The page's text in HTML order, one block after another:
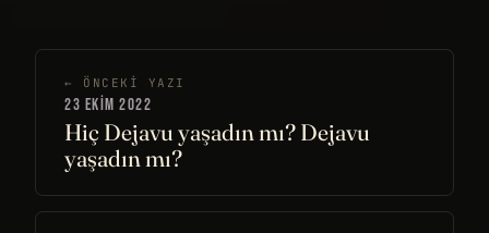
← ÖNCEKI YAZI
23 EKIM 2022
Hiç Dejavu yaşadın mı? Dejavu
yaşadın mı?